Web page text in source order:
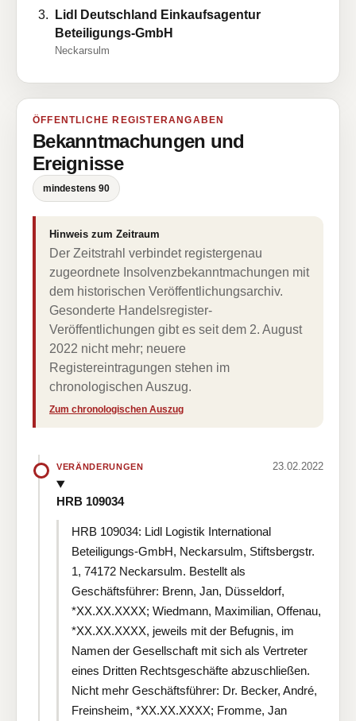
Lidl Deutschland Einkaufsagentur
Beteiligungs-GmbH
Neckarsulm
ÖFFENTLICHE REGISTERANGABEN
Bekanntmachungen und
Ereignisse
mindestens 90
Hinweis zum Zeitraum
Der Zeitstrahl verbindet registergenau
zugeordnete Insolvenzbekanntmachungen mit
dem historischen Veröffentlichungsarchiv.
Gesonderte Handelsregister-
Veröffentlichungen gibt es seit dem 2. August
2022 nicht mehr; neuere
Registereintragungen stehen im
chronologischen Auszug.
Zum chronologischen Auszug
VERÄNDERUNGEN 23.02.2022
HRB 109034
HRB 109034: Lidl Logistik International
Beteiligungs-GmbH, Neckarsulm, Stiftsbergstr.
1, 74172 Neckarsulm. Bestellt als
Geschäftsführer: Brenn, Jan, Düsseldorf,
*XX.XX.XXXX; Wiedmann, Maximilian, Offenau,
*XX.XX.XXXX, jeweils mit der Befugnis, im
Namen der Gesellschaft mit sich als Vertreter
eines Dritten Rechtsgeschäfte abzuschließen.
Nicht mehr Geschäftsführer: Dr. Becker, André,
Freinsheim, *XX.XX.XXXX; Fromme, Jan